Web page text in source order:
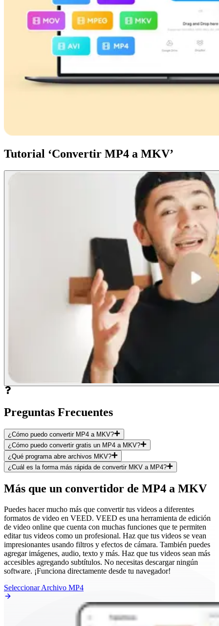
Tutorial ‘Convertir MP4 a MKV’
Preguntas Frecuentes
¿Cómo puedo convertir MP4 a MKV?
¿Cómo puedo convertir gratis un MP4 a MKV?
¿Qué programa abre archivos MKV?
¿Cuál es la forma más rápida de convertir MKV a MP4?
Más que un convertidor de MP4 a MKV
Puedes hacer mucho más que convertir tus videos a diferentes
formatos de video en VEED. VEED es una herramienta de edición
de video online que cuenta con muchas funciones que te permiten
editar tus videos como un profesional. Haz que tus videos se vean
impresionantes usando filtros y efectos de cámara. También puedes
agregar imágenes, audio, texto y más. Haz que tus videos sean más
accesibles agregando subtítulos. No necesitas descargar ningún
software. ¡Funciona directamente desde tu navegador!
Seleccionar Archivo MP4